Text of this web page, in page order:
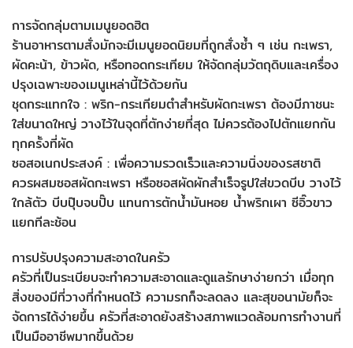
การจัดกลุ่มตามเมนูยอดฮิต
ร้านอาหารตามสั่งมักจะมีเมนูยอดนิยมที่ถูกสั่งซ้ำ ๆ เช่น กะเพรา,
ผัดคะน้า, ข้าวผัด, หรือทอดกระเทียม ให้จัดกลุ่มวัตถุดิบและเครื่อง
ปรุงเฉพาะของเมนูเหล่านี้ไว้ด้วยกัน
ชุดกระแทกใจ : พริก-กระเทียมตำสำหรับผัดกะเพรา ต้องมีภาชนะ
ใส่ขนาดใหญ่ วางไว้ในจุดที่ตักง่ายที่สุด ไม่ควรต้องไปตักแยกกัน
ทุกครั้งที่ผัด
ซอสอเนกประสงค์ : เพื่อความรวดเร็วและความนิ่งของรสชาติ
ควรผสมซอสผัดกะเพรา หรือซอสผัดผักสำเร็จรูปใส่ขวดบีบ วางไว้
ใกล้ตัว บีบปุ๊บจบปั๊บ แทนการตักน้ำมันหอย น้ำพริกเผา ซีอิ๊วขาว
แยกทีละช้อน
การปรับปรุงความสะอาดในครัว
ครัวที่เป็นระเบียบจะทำความสะอาดและดูแลรักษาง่ายกว่า เมื่อทุก
สิ่งของมีที่วางที่กำหนดไว้ ความรกก็จะลดลง และสุขอนามัยก็จะ
จัดการได้ง่ายขึ้น ครัวที่สะอาดยังสร้างสภาพแวดล้อมการทำงานที่
เป็นมืออาชีพมากขึ้นด้วย